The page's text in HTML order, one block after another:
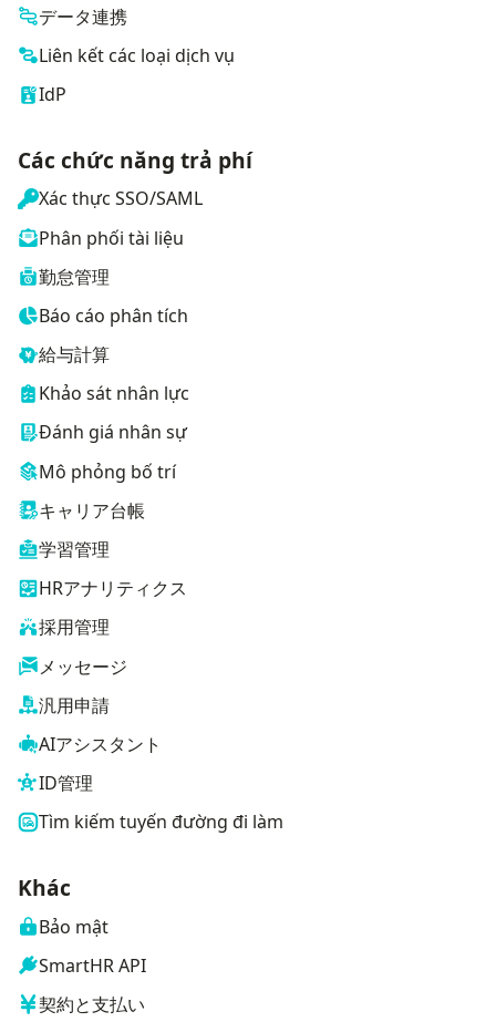
データ連携
Liên kết các loại dịch vụ
IdP
Các chức năng trả phí
Xác thực SSO/SAML
Phân phối tài liệu
勤怠管理
Báo cáo phân tích
給与計算
Khảo sát nhân lực
Đánh giá nhân sự
Mô phỏng bố trí
キャリア台帳
学習管理
HRアナリティクス
採用管理
メッセージ
汎用申請
AIアシスタント
ID管理
Tìm kiếm tuyến đường đi làm
Khác
Bảo mật
SmartHR API
契約と支払い